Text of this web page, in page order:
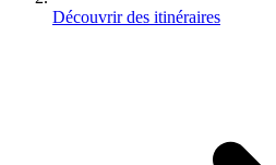
Découvrir des itinéraires